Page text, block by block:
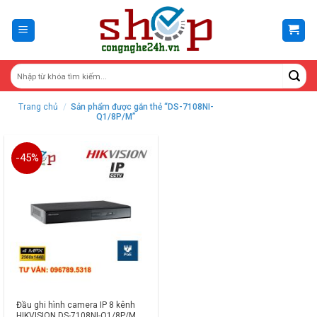
content
Trang chủ / Sản phẩm được gắn thẻ “DS-7108NI-
Q1/8P/M”
-45%
Đầu ghi hình camera IP 8 kênh